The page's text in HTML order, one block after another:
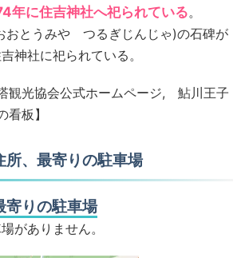
年に住吉神社へ祀られている。
おとうみや つるぎじんじゃ)の石碑が
神社に祀られている。
観光協会公式ホームページ, 鮎川王子
板】
所、最寄りの駐車場
寄りの駐車場
がありません。